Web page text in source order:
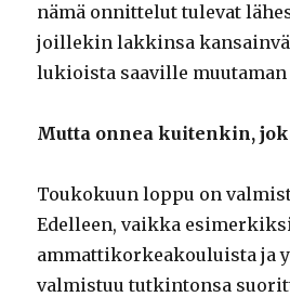
nämä onnittelut tulevat
joillekin lakkinsa
lukioista saaville
Mutta onnea kuitenkin,
Toukokuun loppu on
Edelleen, vaikka
ammattikorkeakouluista ja
valmistuu tutkintonsa